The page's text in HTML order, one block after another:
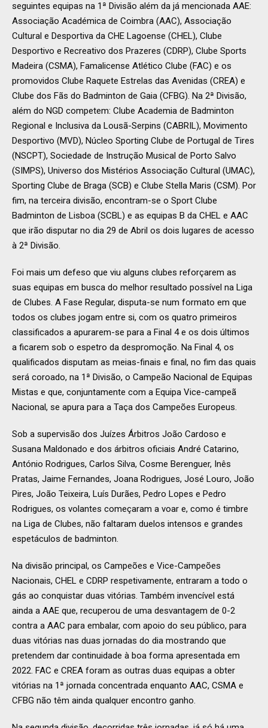
seguintes equipas na 1ª Divisão além da já mencionada AAE:
Associação Académica de Coimbra (AAC), Associação
Cultural e Desportiva da CHE Lagoense (CHEL), Clube
Desportivo e Recreativo dos Prazeres (CDRP), Clube Sports
Madeira (CSMA), Famalicense Atlético Clube (FAC) e os
promovidos Clube Raquete Estrelas das Avenidas (CREA) e
Clube dos Fãs do Badminton de Gaia (CFBG). Na 2ª Divisão,
além do NGD competem: Clube Academia de Badminton
Regional e Inclusiva da Lousã-Serpins (CABRIL), Movimento
Desportivo (MVD), Núcleo Sporting Clube de Portugal de Tires
(NSCPT), Sociedade de Instrução Musical de Porto Salvo
(SIMPS), Universo dos Mistérios Associação Cultural (UMAC),
Sporting Clube de Braga (SCB) e Clube Stella Maris (CSM). Por
fim, na terceira divisão, encontram-se o Sport Clube
Badminton de Lisboa (SCBL) e as equipas B da CHEL e AAC
que irão disputar no dia 29 de Abril os dois lugares de acesso
à 2ª Divisão.
Foi mais um defeso que viu alguns clubes reforçarem as
suas equipas em busca do melhor resultado possível na Liga
de Clubes. A Fase Regular, disputa-se num formato em que
todos os clubes jogam entre si, com os quatro primeiros
classificados a apurarem-se para a Final 4 e os dois últimos
a ficarem sob o espetro da despromoção. Na Final 4, os
qualificados disputam as meias-finais e final, no fim das quais
será coroado, na 1ª Divisão, o Campeão Nacional de Equipas
Mistas e que, conjuntamente com a Equipa Vice-campeã
Nacional, se apura para a Taça dos Campeões Europeus.
Sob a supervisão dos Juízes Árbitros João Cardoso e
Susana Maldonado e dos árbitros oficiais André Catarino,
António Rodrigues, Carlos Silva, Cosme Berenguer, Inês
Pratas, Jaime Fernandes, Joana Rodrigues, José Louro, João
Pires, João Teixeira, Luís Durães, Pedro Lopes e Pedro
Rodrigues, os volantes começaram a voar e, como é timbre
na Liga de Clubes, não faltaram duelos intensos e grandes
espetáculos de badminton.
Na divisão principal, os Campeões e Vice-Campeões
Nacionais, CHEL e CDRP respetivamente, entraram a todo o
gás ao conquistar duas vitórias. Também invencível está
ainda a AAE que, recuperou de uma desvantagem de 0-2
contra a AAC para embalar, com apoio do seu público, para
duas vitórias nas duas jornadas do dia mostrando que
pretendem dar continuidade à boa forma apresentada em
2022. FAC e CREA foram as outras duas equipas a obter
vitórias na 1ª jornada concentrada enquanto AAC, CSMA e
CFBG não têm ainda qualquer encontro ganho.